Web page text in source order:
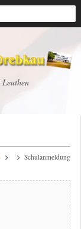
Schulanmeldung